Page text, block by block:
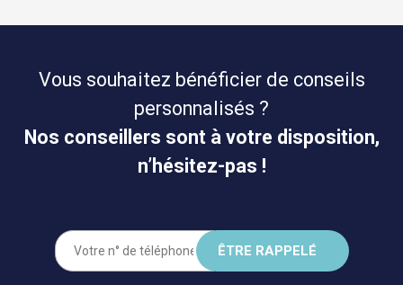
Vous souhaitez bénéficier de conseils
personnalisés ?
Nos conseillers sont à votre disposition,
n’hésitez-pas !